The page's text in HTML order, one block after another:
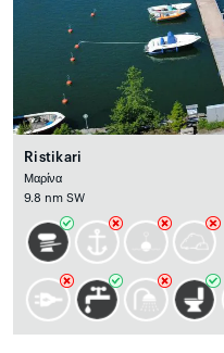
Ristikari
Μαρίνα
9.8 nm SW